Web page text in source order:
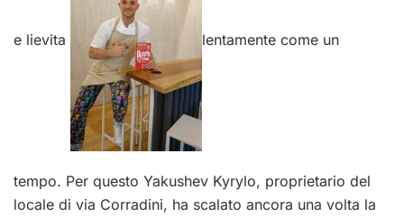
e lievita lentamente come un
tempo. Per questo Yakushev Kyrylo, proprietario del
locale di via Corradini, ha scalato ancora una volta la